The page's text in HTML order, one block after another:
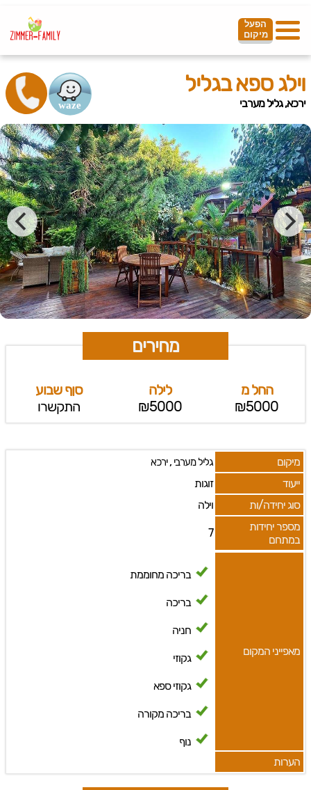
הפעל
מיקום
וילג ספא בגליל
ירכא, גליל מערבי
מחירים
החל מ
₪5000
לילה
₪5000
סןף שבוע
התקשרו
מיקום גליל מערבי,ירכא
ייעוד
זוגות
סוג יחידה/ות
וילה
מספר יחידות
במתחם
7
מאפייני המקום
בריכה מחוממת
בריכה
חניה
גקוזי
גקוזי ספא
בריכה מקורה
נוף
הערות